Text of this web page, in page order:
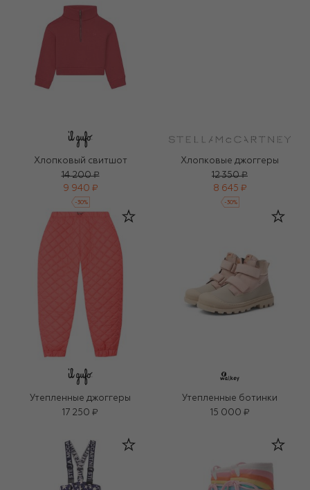
Хлопковый свитшот
14 200 ₽
9 940 ₽
-30%
Хлопковые джоггеры
12 350 ₽
8 645 ₽
-30%
Утепленные джоггеры
17 250 ₽
Утепленные ботинки
15 000 ₽